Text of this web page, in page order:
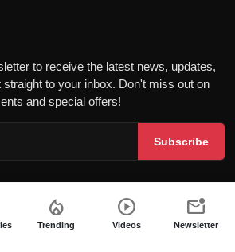
to receive the latest news, updates,
to your inbox. Don't miss out on
and special offers!
Subscribe
Live - All Rights Reserved.
local_fire_department
Trending
play_circle
Videos
mark_email_unread
Newsletter